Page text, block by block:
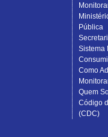
Pública
Sistema
Como
Quem
Código
(CDC)